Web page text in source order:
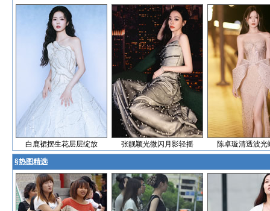
白鹿裙摆生花层层绽放 张靓颖光微闪月影轻摇 陈卓璇清透波光
§热图精选